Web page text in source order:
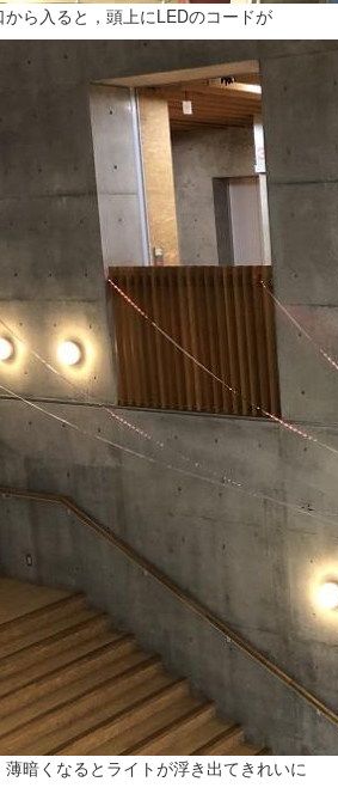
から入ると，頭上にLEDのコードが
薄暗くなるとライトが浮き出てきれいに